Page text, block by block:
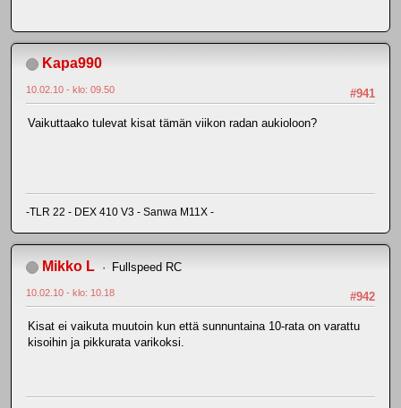
Kapa990
#941
10.02.10 - klo: 09.50
Vaikuttaako tulevat kisat tämän viikon radan aukioloon?
-TLR 22 - DEX 410 V3 - Sanwa M11X -
Mikko L Fullspeed RC
#942
10.02.10 - klo: 10.18
Kisat ei vaikuta muutoin kun että sunnuntaina 10-rata on varattu
kisoihin ja pikkurata varikoksi.